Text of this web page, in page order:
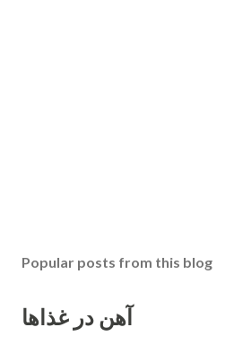
Popular posts from this blog
آهن در غذاها